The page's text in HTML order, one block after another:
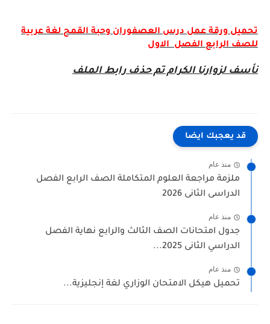
تحميل ورقة عمل درس العصفوران وحبة القمح لغة عربية
للصف الرابع الفصل الاول
نأسف لزوارنا الكرام تم حذف رابط الملف
قد يعجبك ايضا
منذ عام
ملزمة مراجعة العلوم المتكاملة الصف الرابع الفصل
الدراسى الثانى 2026
منذ عام
جدول امتحانات الصف الثالث والرابع نهاية الفصل
الدراسي الثانى 2025...
منذ عام
تحميل هيكل الامتحان الوزاري لغة إنجليزية...